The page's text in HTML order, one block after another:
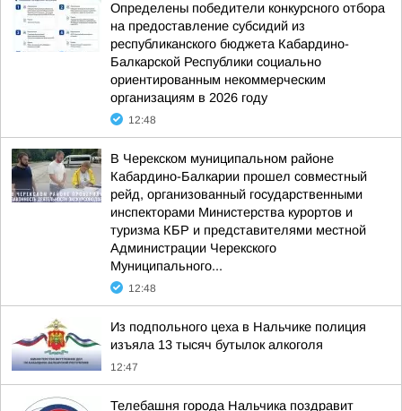
Определены победители конкурсного отбора
на предоставление субсидий из
республиканского бюджета Кабардино-
Балкарской Республики социально
ориентированным некоммерческим
организациям в 2026 году
12:48
В Черекском муниципальном районе
Кабардино-Балкарии прошел совместный
рейд, организованный государственными
инспекторами Министерства курортов и
туризма КБР и представителями местной
Администрации Черекского
Муниципального...
12:48
Из подпольного цеха в Нальчике полиция
изъяла 13 тысяч бутылок алкоголя
12:47
Телебашня города Нальчика поздравит